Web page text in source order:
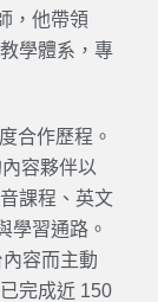
，他帶領
學體系，專
合作歷程。
容夥伴以
課程、英文
學習通路。
容而主動
完成近 150